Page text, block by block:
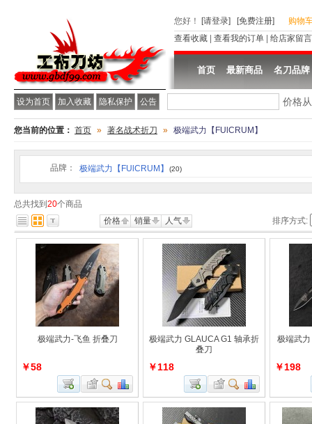
设为首页 加入收藏 隐私保护 公告
您好 ！ [请登录] [免费注册]
购物
查看收藏
查看我的订单 给店家留言
首页 最新商品 名刀品牌
价格
您当前的位置： 首页 » 著名战术折刀 » 极端武力【FUlCRUM】
品牌： 极端武力【FUlCRUM】 (20)
总共找到 20个商品
价格
销量 人气 排序方式:
极端武力-飞鱼 折叠刀
￥58
极端武力 GLAUCA G1 轴承折
叠刀
￥118
极端武
￥198